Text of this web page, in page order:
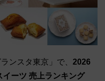
ンスタ東京」で、 2026
ーツ 売上ランキング